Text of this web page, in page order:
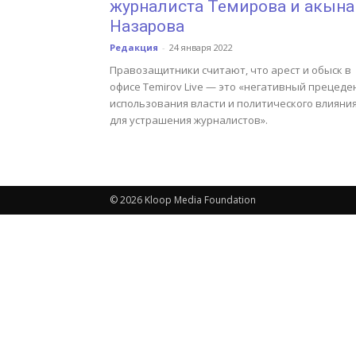
журналиста Темирова и акына
Назарова
Редакция - 24 января 2022
Правозащитники считают, что арест и обыск в
офисе Temirov Live — это «негативный
использования власти и политического влияния
для устрашения журналистов».
© 2026 Kloop Media Foundation